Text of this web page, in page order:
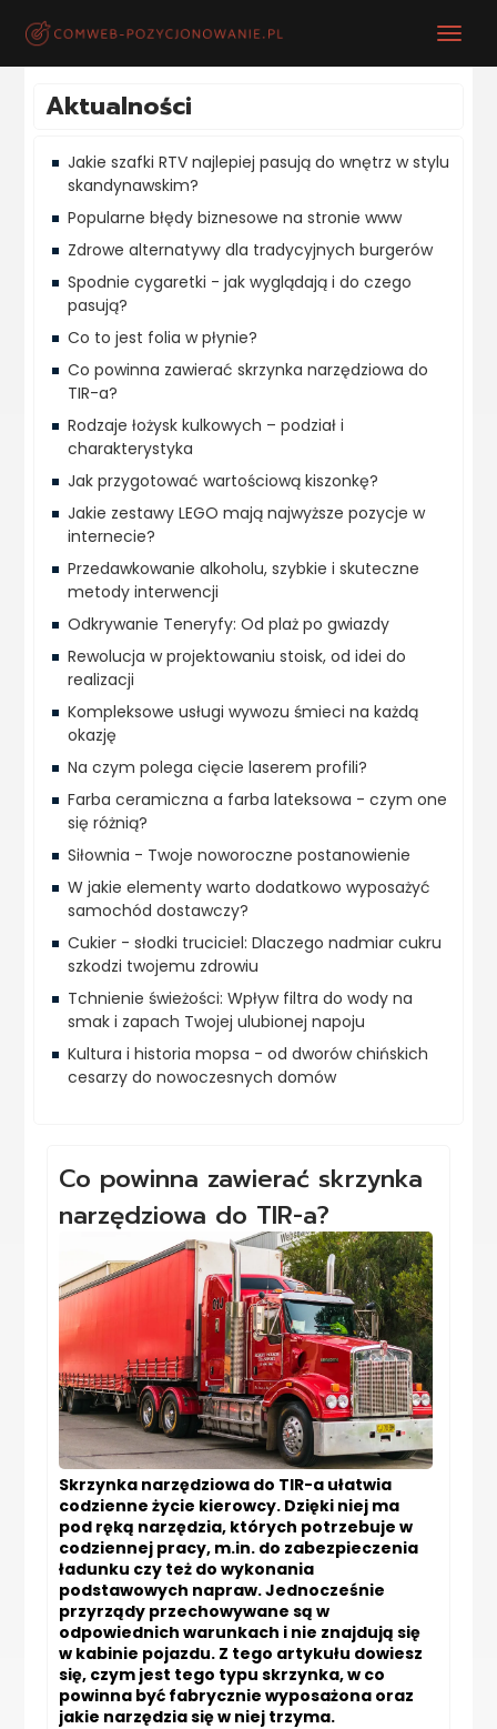
Aktualności
Jakie szafki RTV najlepiej pasują do wnętrz w stylu
skandynawskim?
Popularne błędy biznesowe na stronie www
Zdrowe alternatywy dla tradycyjnych burgerów
Spodnie cygaretki - jak wyglądają i do czego
pasują?
Co to jest folia w płynie?
Co powinna zawierać skrzynka narzędziowa do
TIR-a?
Rodzaje łożysk kulkowych – podział i
charakterystyka
Jak przygotować wartościową kiszonkę?
Jakie zestawy LEGO mają najwyższe pozycje w
internecie?
Przedawkowanie alkoholu, szybkie i skuteczne
metody interwencji
Odkrywanie Teneryfy: Od plaż po gwiazdy
Rewolucja w projektowaniu stoisk, od idei do
realizacji
Kompleksowe usługi wywozu śmieci na każdą
okazję
Na czym polega cięcie laserem profili?
Farba ceramiczna a farba lateksowa - czym one
się różnią?
Siłownia - Twoje noworoczne postanowienie
W jakie elementy warto dodatkowo wyposażyć
samochód dostawczy?
Cukier - słodki truciciel: Dlaczego nadmiar cukru
szkodzi twojemu zdrowiu
Tchnienie świeżości: Wpływ filtra do wody na
smak i zapach Twojej ulubionej napoju
Kultura i historia mopsa - od dworów chińskich
cesarzy do nowoczesnych domów
Co powinna zawierać skrzynka
narzędziowa do TIR-a?
Skrzynka narzędziowa do TIR-a ułatwia
codzienne życie kierowcy. Dzięki niej ma
pod ręką narzędzia, których potrzebuje w
codziennej pracy, m.in. do zabezpieczenia
ładunku czy też do wykonania
podstawowych napraw. Jednocześnie
przyrządy przechowywane są w
odpowiednich warunkach i nie znajdują się
w kabinie pojazdu. Z tego artykułu dowiesz
się, czym jest tego typu skrzynka, w co
powinna być fabrycznie wyposażona oraz
jakie narzędzia się w niej trzyma.